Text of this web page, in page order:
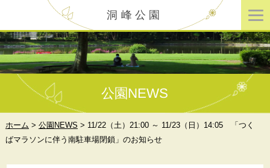
洞峰公園
公園NEWS
ホーム > 公園NEWS > 11/22（土）21:00 ～ 11/23（日）14:05 「つく
ばマラソンに伴う南駐車場閉鎖」のお知らせ